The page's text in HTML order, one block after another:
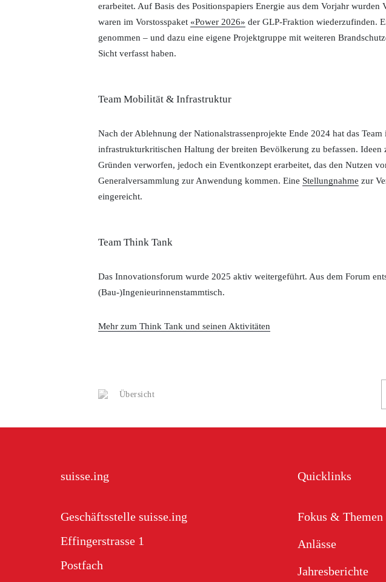
erarbeitet. Auf Basis des Positionspapiers Energie aus dem Vorjahr
waren im Vorstosspaket «Power 2026» der GLP-Fraktion wiederzufinden.
genommen – und dazu eine eigene Projektgruppe mit weiteren
Sicht verfasst haben.
Team Mobilität & Infrastruktur
Nach der Ablehnung der Nationalstrassenprojekte Ende 2024 hat das
infrastrukturkritischen Haltung der breiten Bevölkerung zu befassen.
Gründen verworfen, jedoch ein Eventkonzept erarbeitet, das den Nutzen
Generalversammlung zur Anwendung kommen. Eine Stellungnahme zur
eingereicht.
Team Think Tank
Das Innovationsforum wurde 2025 aktiv weitergeführt. Aus dem Forum
(Bau-)Ingenieurinnenstammtisch.
Mehr zum Think Tank und seinen Aktivitäten
Übersicht
suisse.ing
Geschäftsstelle suisse.ing
Effingerstrasse 1
Postfach
Quicklinks
Fokus & Themen
Anlässe
Jahresberichte